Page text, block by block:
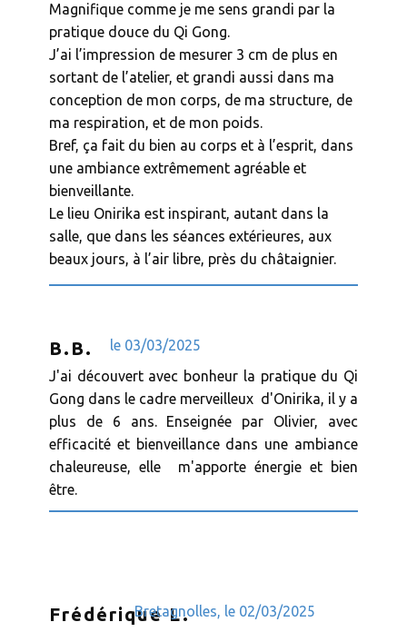
Magnifique comme je me sens grandi par la
pratique douce du Qi Gong.
J’ai l’impression de mesurer 3 cm de plus en
sortant de l’atelier, et grandi aussi dans ma
conception de mon corps, de ma structure, de
ma respiration, et de mon poids.
Bref, ça fait du bien au corps et à l’esprit, dans
une ambiance extrêmement agréable et
bienveillante.
Le lieu Onirika est inspirant, autant dans la
salle, que dans les séances extérieures, aux
beaux jours, à l’air libre, près du châtaignier.
B.B.
le ​03/03/2025
J'ai découvert avec bonheur la pratique du Qi
Gong dans le cadre merveilleux d'Onirika, il y a
plus de 6 ans. Enseignée par Olivier, avec
efficacité et bienveillance dans une ambiance
chaleureuse, elle m'apporte énergie et bien
être.
Frédérique L.Bretagnolles, le ​02/03/2025